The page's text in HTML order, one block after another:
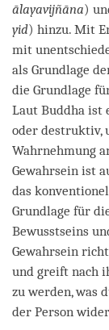
ālayavijñāna)
yid) hinzu. Mit
mit
als Grundlage
die Grundlage
Laut Buddha ist
oder destruktiv,
Wahrnehmung
Gewahrsein ist
das
Grundlage für
Bewusstseins
Gewahrsein
und greift nach
zu werden, was
der Person